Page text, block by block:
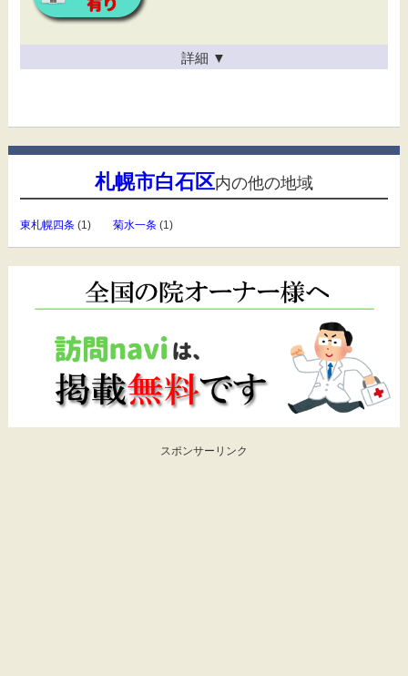
詳細 ▼
札幌市白石区内の他の地域
東札幌四条 (1) 菊水一条 (1)
スポンサーリンク